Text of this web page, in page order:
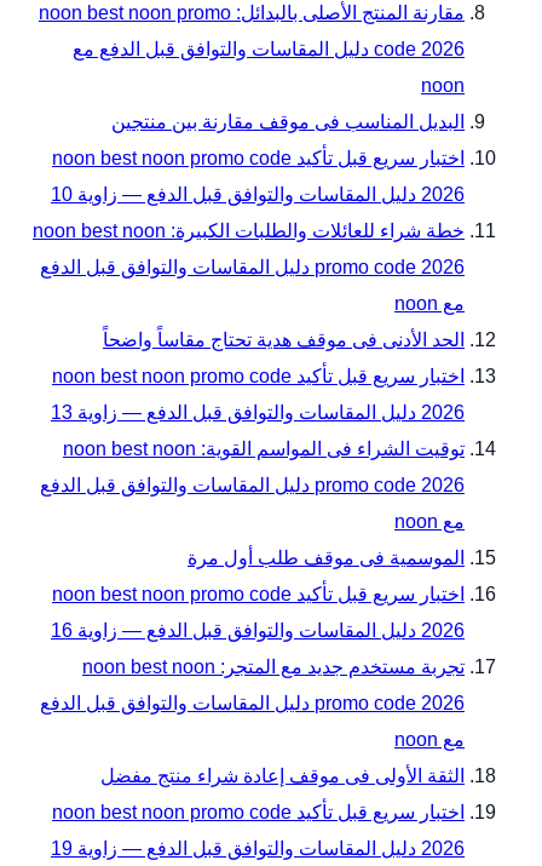
مقارنة المنتج الأصلى بالبدائل: noon best noon promo
code 2026 دليل المقاسات والتوافق قبل الدفع مع
noon
البديل المناسب فى موقف مقارنة بين منتجين
اختبار سريع قبل تأكيد noon best noon promo code
2026 دليل المقاسات والتوافق قبل الدفع — زاوية 10
خطة شراء للعائلات والطلبات الكبيرة: noon best noon
promo code 2026 دليل المقاسات والتوافق قبل الدفع
مع noon
الحد الأدنى فى موقف هدية تحتاج مقاساً واضحاً
اختبار سريع قبل تأكيد noon best noon promo code
2026 دليل المقاسات والتوافق قبل الدفع — زاوية 13
توقيت الشراء فى المواسم القوية: noon best noon
promo code 2026 دليل المقاسات والتوافق قبل الدفع
مع noon
الموسمية فى موقف طلب أول مرة
اختبار سريع قبل تأكيد noon best noon promo code
2026 دليل المقاسات والتوافق قبل الدفع — زاوية 16
تجربة مستخدم جديد مع المتجر: noon best noon
promo code 2026 دليل المقاسات والتوافق قبل الدفع
مع noon
الثقة الأولى فى موقف إعادة شراء منتج مفضل
اختبار سريع قبل تأكيد noon best noon promo code
2026 دليل المقاسات والتوافق قبل الدفع — زاوية 19